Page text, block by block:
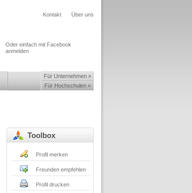
Kontakt Über uns
Oder einfach mit Facebook
anmelden
Für Unternehmen »
Für Hochschulen »
Toolbox
Profil merken
Freunden empfehlen
Profil drucken